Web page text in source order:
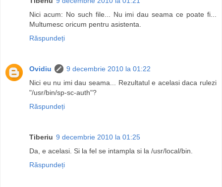
Nici acum: No such file... Nu imi dau seama ce poate fi...
Multumesc oricum pentru asistenta.
Răspundeți
Ovidiu
9 decembrie 2010 la 01:22
Nici eu nu imi dau seama... Rezultatul e acelasi daca rulezi
"/usr/bin/sp-sc-auth"?
Răspundeți
Tiberiu 9 decembrie 2010 la 01:25
Da, e acelasi. Si la fel se intampla si la /usr/local/bin.
Răspundeți